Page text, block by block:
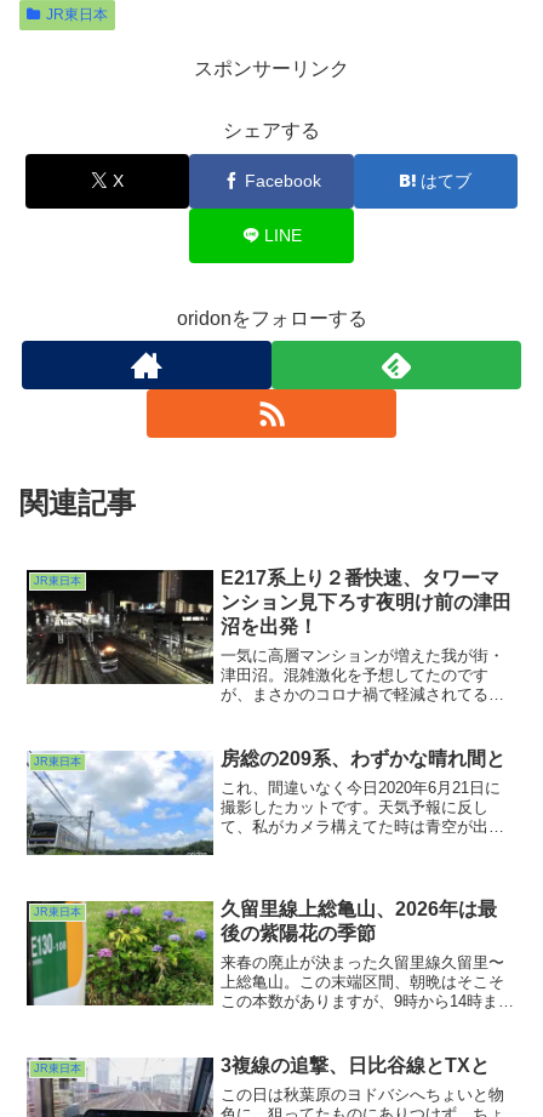
JR東日本
スポンサーリンク
シェアする
X Facebook はてブ
LINE
oridonをフォローする
関連記事
JR東日本
E217系上り２番快速、タワーマ
ンション見下ろす夜明け前の津田
沼を出発！
一気に高層マンションが増えた我が街・
津田沼。混雑激化を予想してたのです
が、まさかのコロナ禍で軽減されてる様
せんねぇ・・・。乗客減少、とは言いつ
つも、まだまだ10両、15両の活躍は必要
なようです。
JR東日本 房総の209系、わずかな晴れ間と
これ、間違いなく今日2020年6月21日に
撮影したカットです。天気予報に反し
て、私がカメラ構えてた時は青空が出て
がとうございましたm(_ _)m
JR東日本
久留里線上総亀山、2026年は最
後の紫陽花の季節
来春の廃止が決まった久留里線久留里〜
上総亀山。この末端区間、朝晩はそこそ
この本数がありますが、9時から14時まで
らめっこが必須。今回は朝の部にお邪魔
しました。
JR東日本 3複線の追撃、日比谷線とTXと
この日は秋葉原のヨドバシへちょいと物